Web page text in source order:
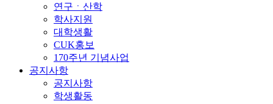
연구ㆍ산학
학사지원
대학생활
CUK홍보
170주년 기념사업
공지사항
공지사항
학생활동